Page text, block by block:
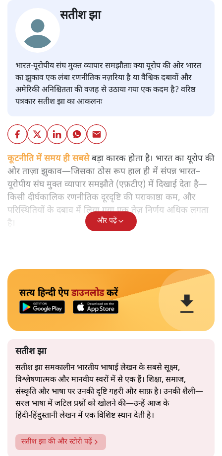
सतीश झा
भारत-यूरोपीय संघ मुक्त व्यापार समझौताः क्या यूरोप की ओर भारत
का झुकाव एक लंबा रणनीतिक नज़रिया है या वैश्विक दबावों और
अमेरिकी अनिश्चितता की वजह से उठाया गया एक कदम है? वरिष्ठ
पत्रकार सतीश झा का आकलनः
कूटनीति में समय ही सबसेबड़ा कारक होता है। भारत का यूरोप की
ओर ताज़ा झुकाव—जिसका ठोस रूप हाल ही में संपन्न भारत–
यूरोपीय संघ मुक्त व्यापार समझौते (एफ़टीए) में दिखाई देता है—
किसी दीर्घकालिक रणनीतिक दूरदृष्टि की पराकाष्ठा कम, और
परिस्थितियों के दबाव में लिया गया एक तेज़ निर्णय अधिक लगता
है।
और पढ़ें
सत्य हिन्दी ऐपडाउनलोडकरें
सतीश झा
सतीश झा समकालीन भारतीय भाषाई लेखन के सबसे सूक्ष्म,
विश्लेषणात्मक और मानवीय स्वरों में से एक हैं। शिक्षा, समाज,
संस्कृति और भाषा पर उनकी दृष्टि गहरी और साफ़ है। उनकी शैली—
सरल भाषा में जटिल प्रश्नों को खोलने की—उन्हें आज के
हिंदी‑हिंदुस्तानी लेखन में एक विशिष्ट स्थान देती है।
सतीश झा की और स्टोरी पढ़ें